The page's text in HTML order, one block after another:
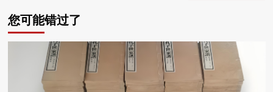
您可能错过了